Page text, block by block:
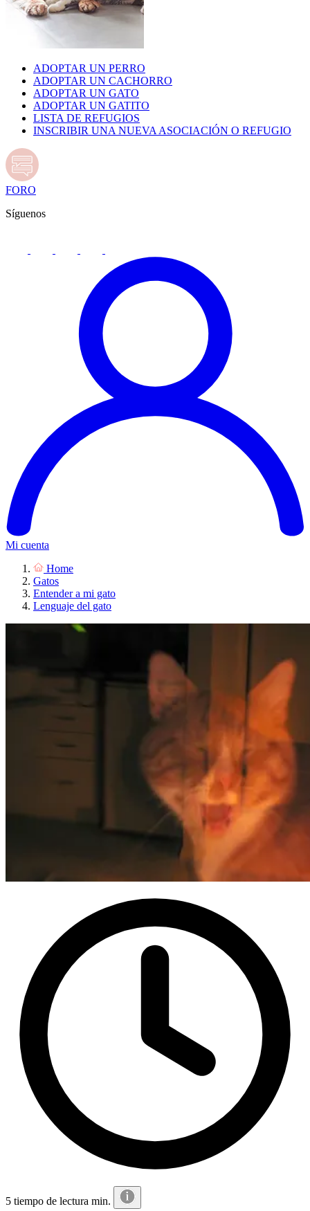
ADOPTAR UN PERRO
ADOPTAR UN CACHORRO
ADOPTAR UN GATO
ADOPTAR UN GATITO
LISTA DE REFUGIOS
INSCRIBIR UNA NUEVA ASOCIACIÓN O REFUGIO
FORO
Síguenos
Mi cuenta
Home
Gatos
Entender a mi gato
Lenguaje del gato
5 tiempo de lectura min.